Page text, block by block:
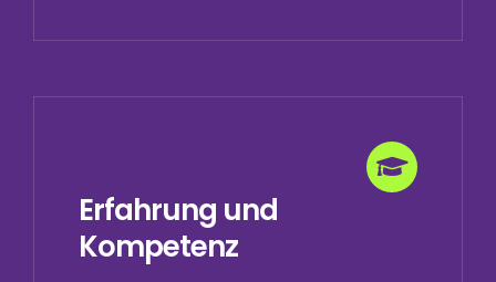
Erfahrung und
Kompetenz